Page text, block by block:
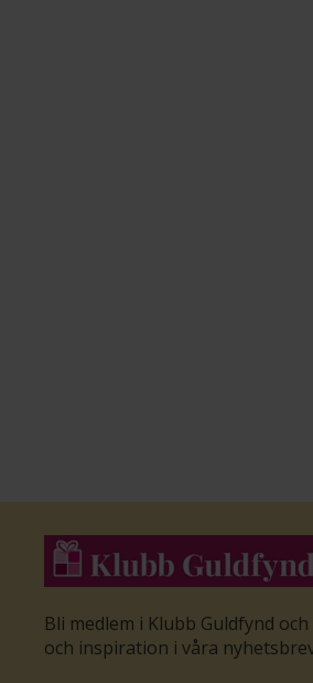
Bli medlem i Klubb Guldfynd
och inspiration i våra